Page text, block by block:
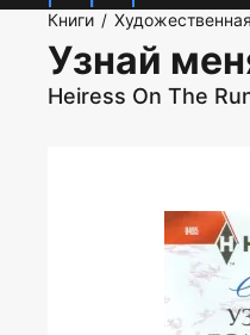
Книги /
Узнай
Heiress On The